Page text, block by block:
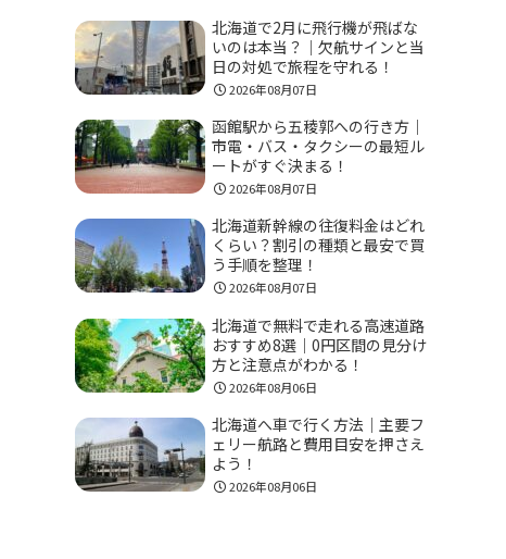
北海道で2月に飛行機が飛ばな
いのは本当？｜欠航サインと当
日の対処で旅程を守れる！
2026年08月07日
函館駅から五稜郭への行き方｜
市電・バス・タクシーの最短ル
ートがすぐ決まる！
2026年08月07日
北海道新幹線の往復料金はどれ
くらい？割引の種類と最安で買
う手順を整理！
2026年08月07日
北海道で無料で走れる高速道路
おすすめ8選｜0円区間の見分け
方と注意点がわかる！
2026年08月06日
北海道へ車で行く方法｜主要フ
ェリー航路と費用目安を押さえ
よう！
2026年08月06日